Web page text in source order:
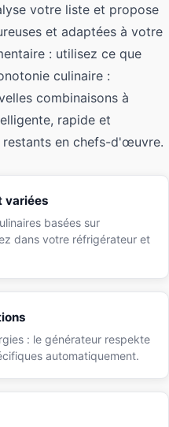
votre liste et propose
et adaptées à votre
: utilisez ce que
culinaire :
combinaisons à
rapide et
en chefs-d'œuvre.
variées
basées sur
dans votre réfrigérateur et
: le générateur respekte
automatiquement.